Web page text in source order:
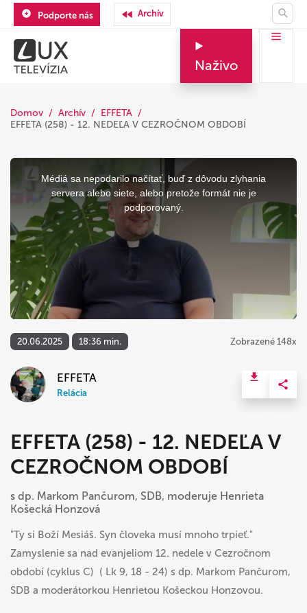
Podporte nás Archív
Naživo
Domov Archív
EFFETA
EFFETA (258) - 12. NEDEĽA V CEZROČNOM OBDOBÍ
This
modal
Médiá sa nepodarilo načítať, buď z dôvodu zlyhania
servera alebo siete, alebo pretože formát nie je
podporovaný.
20.06.2025 18:36 min. Zobrazené 148x
EFFETA
Relácia
EFFETA (258) - 12. NEDEĽA V
CEZROČNOM OBDOBÍ
s dp. Markom Pančurom, SDB, moderuje Henrieta
Košecká Honzová
"Ty si Boží Mesiáš. Syn človeka musí mnoho trpieť."
Zamyslenie sa nad evanjeliom 12. nedele v Cezročnom
období (cyklus C) ( Lk 9, 18 - 24) s dp. Markom Pančurom,
SDB a moderátorkou Henrietou Košeckou Honzovou.